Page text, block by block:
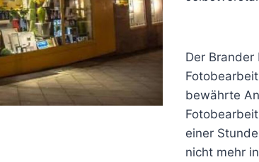
Der Brander
bewährte
einer
nicht mehr